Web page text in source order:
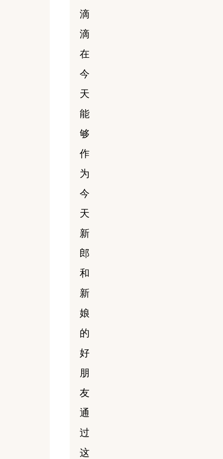
滴
滴
在
今
天
能
够
作
为
今
天
新
郎
和
新
娘
的
好
朋
友
通
过
这